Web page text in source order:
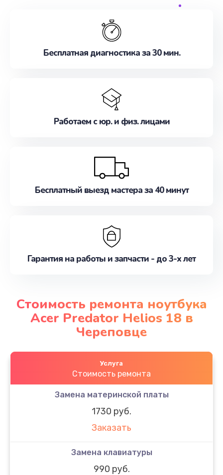
обслуживание, удовлетворяя их потребности
наилучшим образом. Не медлите записаться на
Бесплатная диагностика за 30 мин.
Работаем с юр. и физ. лицами
Бесплатный выезд мастера за 40 минут
Гарантия на работы и запчасти - до 3-х лет
Стоимость ремонта ноутбука
Acer Predator Helios 18 в
Череповце
Услуга
Стоимость ремонта
Замена материнской платы
1730 руб.
Заказать
Замена клавиатуры
990 руб.